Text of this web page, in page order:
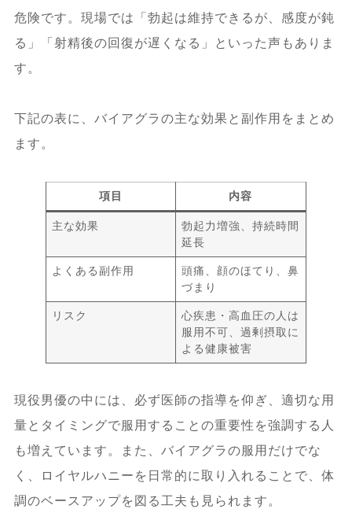
危険です。現場では「勃起は維持できるが、感度が鈍
る」「射精後の回復が遅くなる」といった声もありま
す。
下記の表に、バイアグラの主な効果と副作用をまとめ
ます。
項目 内容
主な効果
勃起力増強、持続時間
延長
よくある副作用
頭痛、顔のほてり、鼻
づまり
リスク
心疾患・高血圧の人は
服用不可、過剰摂取に
よる健康被害
現役男優の中には、必ず医師の指導を仰ぎ、適切な用
量とタイミングで服用することの重要性を強調する人
も増えています。また、バイアグラの服用だけでな
く、ロイヤルハニーを日常的に取り入れることで、体
調のベースアップを図る工夫も見られます。